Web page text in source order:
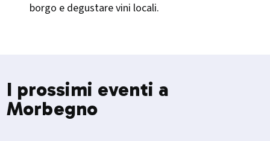
borgo e degustare vini locali.​
I prossimi eventi a
Morbegno